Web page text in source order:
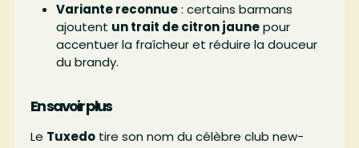
Variante reconnue: certains barmans
ajoutent un trait de citron jaunepour
accentuer la fraîcheur et réduire la douceur
du brandy.
En savoir plus
Le Tuxedotire son nom du célèbre club new-